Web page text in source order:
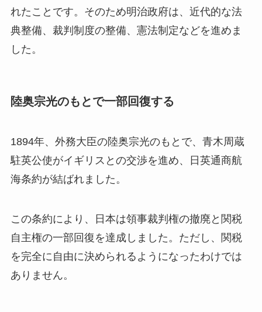
れたことです。そのため明治政府は、近代的な法
典整備、裁判制度の整備、憲法制定などを進めま
した。
陸奥宗光のもとで一部回復する
1894年、外務大臣の陸奥宗光のもとで、青木周蔵
駐英公使がイギリスとの交渉を進め、日英通商航
海条約が結ばれました。
この条約により、日本は領事裁判権の撤廃と関税
自主権の一部回復を達成しました。ただし、関税
を完全に自由に決められるようになったわけでは
ありません。